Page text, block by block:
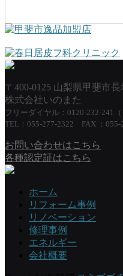
〒400-0125 山梨県甲斐市長
株式会社いのまた
フリーダイヤル：0120-232-241
TEL：055-277-2322 FAX ：055-
お問い合わせはこちら
各種認定証はこちら
ホーム
リフォーム事例
リノベーション
修理事例
エネルギー
会社概要